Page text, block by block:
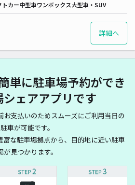
トカー中型車ワンボックス大型車・SUV
詳細へ
単に駐車場予約ができ
シェアアプリです
お支払いのためスムーズにご利用当日の
駐車が可能です。
富な駐車場拠点から、目的地に近い駐車
が見つかります。